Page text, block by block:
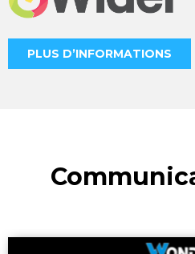
PLUS D’INFORMATIONS